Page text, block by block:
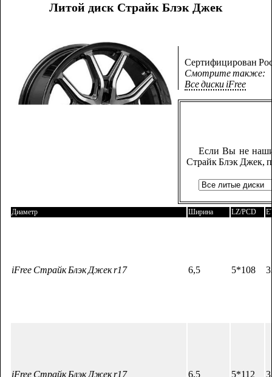
Литой диск Страйк Блэк Джек
Сертифицирован
Смотрите также:
Все диски iFree
Если Вы не
Страйк Блэк Джек,
Диаметр Ширина LZ/PCD
iFree Страйк Блэк Джек r17 6,5 5*108
iFree Страйк Блэк Джек r17 6,5 5*112